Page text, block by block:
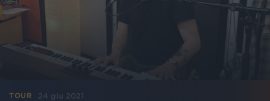
TOUR 24 giu 2021